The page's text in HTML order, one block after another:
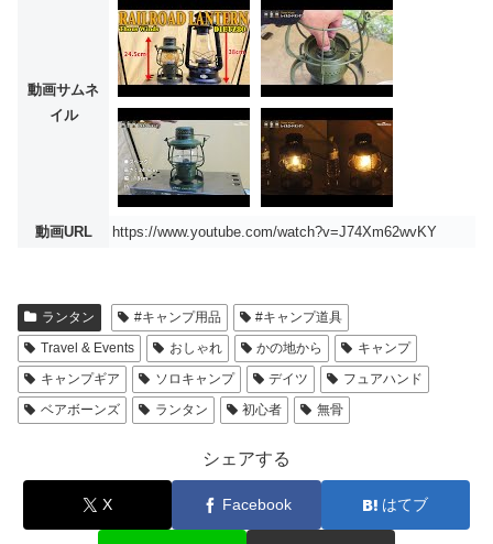
動画サムネ
イル
動画URL https://www.youtube.com/watch?v=J74Xm62wvKY
ランタン #キャンプ用品
#キャンプ道具
Travel & Events
おしゃれ かの地から
キャンプ
キャンプギア
ソロキャンプ デイツ
フュアハンド
ベアボーンズ
ランタン 初心者 無骨
シェアする
X Facebook はてブ